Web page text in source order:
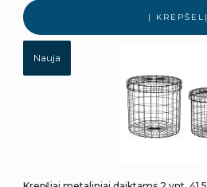
Į KREPŠELĮ
Nauja